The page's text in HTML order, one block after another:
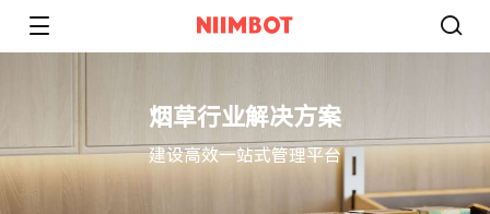
烟草行业解决方案
建设高效一站式管理平台